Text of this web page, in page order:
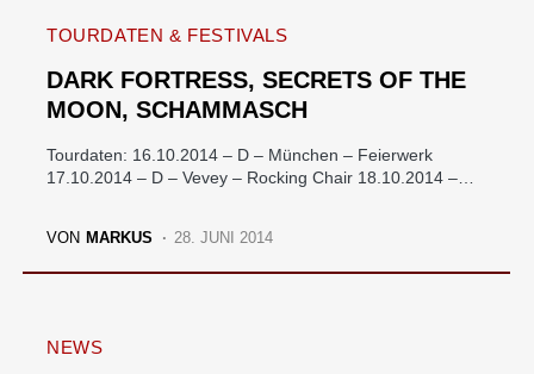
TOURDATEN & FESTIVALS
DARK FORTRESS, SECRETS OF THE
MOON, SCHAMMASCH
Tourdaten: 16.10.2014 – D – München – Feierwerk
17.10.2014 – D – Vevey – Rocking Chair 18.10.2014 –…
VON MARKUS 28. JUNI 2014
NEWS